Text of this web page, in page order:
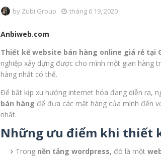
by Zubi Group tháng 6 19, 2020
Anbiweb.com
Thiết kế website bán hàng online giá rẻ tại
nghiệp xây dựng được cho mình một gian hàng
hàng nhất có thể.
Để bắt kịp xu hướng internet hóa đang diễn ra,
bán hàng để đưa các mặt hàng của mình đến
nhất.
Những ưu điểm khi thiết
Trong nền tảng wordpress, đó là một